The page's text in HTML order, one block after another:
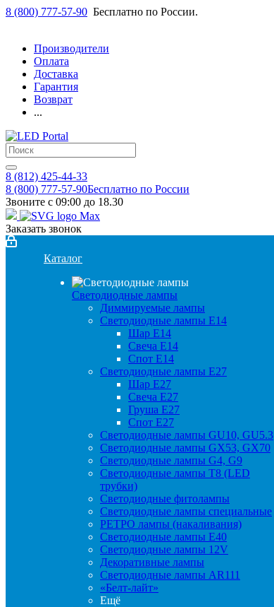
8 (800) 777-57-90 Бесплатно по России.
Производители
Оплата
Доставка
Гарантия
Возврат
...
8 (812) 425-44-33
8 (800) 777-57-90Бесплатно по России
Звоните с 09:00 до 18.30
Заказать звонок
Каталог
Светодиодные лампы
Диммируемые лампы
Светодиодные лампы Е14
Шар Е14
Свеча Е14
Спот Е14
Светодиодные лампы Е27
Шар Е27
Свеча Е27
Груша Е27
Спот Е27
Светодиодные лампы GU10, GU5.3
Светодиодные лампы GX53, GX70
Светодиодные лампы G4, G9
Светодиодные лампы Т8 (LED
трубки)
Светодиодные фитолампы
Светодиодные лампы специальные
РЕТРО лампы (накаливания)
Светодиодные лампы E40
Светодиодные лампы 12V
Декоративные лампы
Светодиодные лампы AR111
«Белт-лайт»
Ещё